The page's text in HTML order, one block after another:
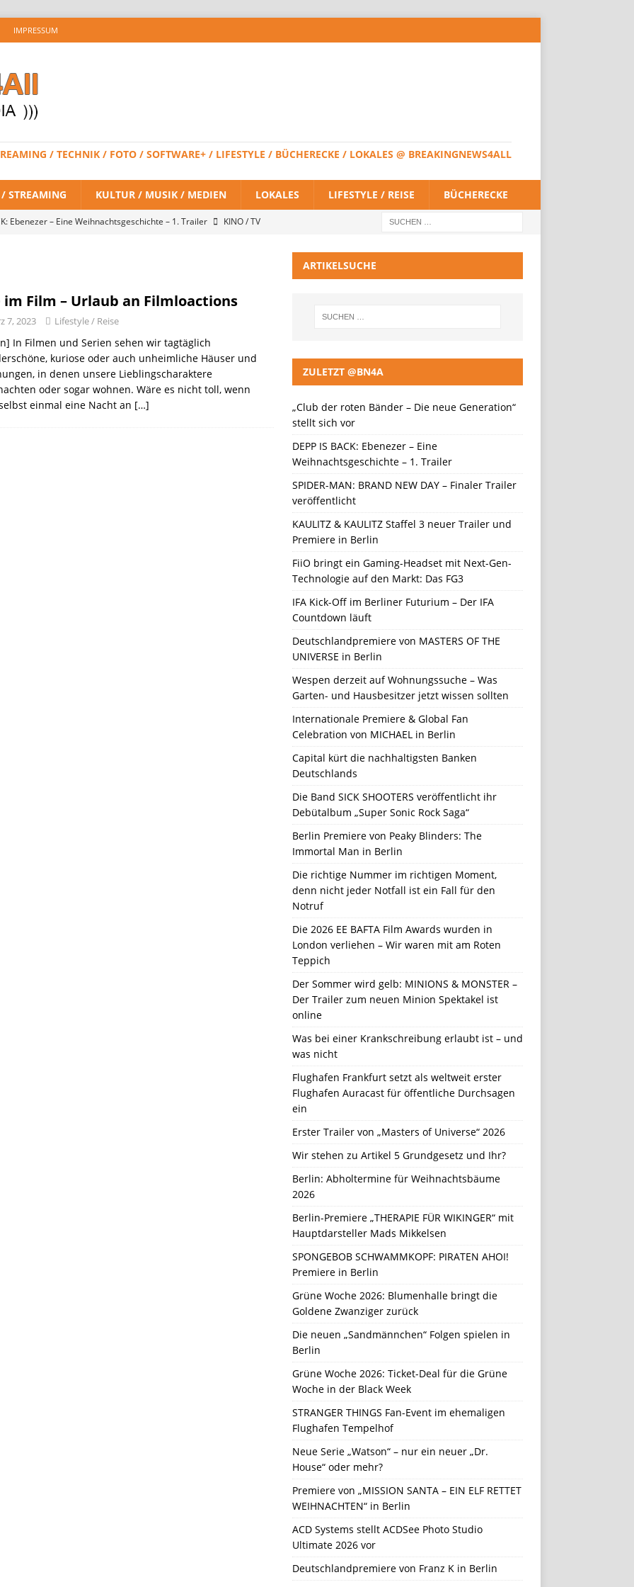
IMPRESSUM
/ TECHNIK / FOTO / SOFTWARE+ / LIFESTYLE / BÜCHERECKE / LOKALES @ BREAKINGNEWS4ALL
STREAMING KULTUR / MUSIK / MEDIEN LOKALES LIFESTYLE / REISE BÜCHERECKE
Ebenezer – Eine Weihnachtsgeschichte – 1. Trailer
KINO / TV
BRAND NEW DAY – Finaler Trailer veröffentlicht
Staffel 3 neuer Trailer und Premiere in Berlin
Gaming-Headset mit Next-Gen-Technologie auf den Markt: Das
Bänder – Die neue Generation“ stellt sich vor
im Film – Urlaub an Filmloactions
7, 2023 Lifestyle / Reise
In Filmen und Serien sehen wir tagtäglich
kuriose oder auch unheimliche Häuser und
in denen unsere Lieblingscharaktere
oder sogar wohnen. Wäre es nicht toll, wenn
einmal eine Nacht an […]
ARTIKELSUCHE
ZULETZT @BN4A
„Club der roten Bänder – Die neue Generation“
stellt sich vor
DEPP IS BACK: Ebenezer – Eine
Weihnachtsgeschichte – 1. Trailer
SPIDER-MAN: BRAND NEW DAY – Finaler Trailer
veröffentlicht
KAULITZ & KAULITZ Staffel 3 neuer Trailer und
Premiere in Berlin
FiiO bringt ein Gaming-Headset mit Next-Gen-
Technologie auf den Markt: Das FG3
IFA Kick-Off im Berliner Futurium – Der IFA
Countdown läuft
Deutschlandpremiere von MASTERS OF THE
UNIVERSE in Berlin
Wespen derzeit auf Wohnungssuche – Was
Garten- und Hausbesitzer jetzt wissen sollten
Internationale Premiere & Global Fan
Celebration von MICHAEL in Berlin
Capital kürt die nachhaltigsten Banken
Deutschlands
Die Band SICK SHOOTERS veröffentlicht ihr
Debütalbum „Super Sonic Rock Saga“
Berlin Premiere von Peaky Blinders: The
Immortal Man in Berlin
Die richtige Nummer im richtigen Moment,
denn nicht jeder Notfall ist ein Fall für den
Notruf
Die 2026 EE BAFTA Film Awards wurden in
London verliehen – Wir waren mit am Roten
Teppich
Der Sommer wird gelb: MINIONS & MONSTER –
Der Trailer zum neuen Minion Spektakel ist
online
Was bei einer Krankschreibung erlaubt ist – und
was nicht
Flughafen Frankfurt setzt als weltweit erster
Flughafen Auracast für öffentliche Durchsagen
ein
Erster Trailer von „Masters of Universe“ 2026
Wir stehen zu Artikel 5 Grundgesetz und Ihr?
Berlin: Abholtermine für Weihnachtsbäume
2026
Berlin-Premiere „THERAPIE FÜR WIKINGER“ mit
Hauptdarsteller Mads Mikkelsen
SPONGEBOB SCHWAMMKOPF: PIRATEN AHOI!
Premiere in Berlin
Grüne Woche 2026: Blumenhalle bringt die
Goldene Zwanziger zurück
Die neuen „Sandmännchen“ Folgen spielen in
Berlin
Grüne Woche 2026: Ticket-Deal für die Grüne
Woche in der Black Week
STRANGER THINGS Fan-Event im ehemaligen
Flughafen Tempelhof
Neue Serie „Watson“ – nur ein neuer „Dr.
House“ oder mehr?
Premiere von „MISSION SANTA – EIN ELF RETTET
WEIHNACHTEN“ in Berlin
ACD Systems stellt ACDSee Photo Studio
Ultimate 2026 vor
Deutschlandpremiere von Franz K in Berlin